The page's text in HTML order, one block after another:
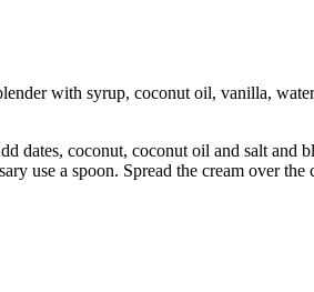
with syrup, coconut oil, vanilla,
dates, coconut, coconut oil and salt
use a spoon. Spread the cream over